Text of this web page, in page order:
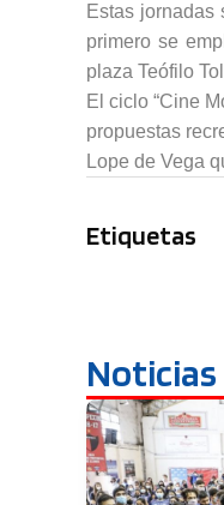
Estas
primero se
plaza Teófilo
El ciclo “Cine
propuestas
Lope de Vega
Etiquetas
Noticias